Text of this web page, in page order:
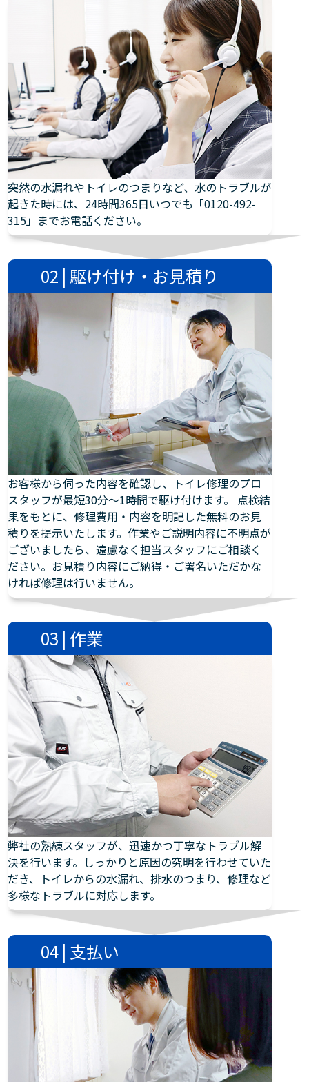
突然の水漏れやトイレのつまりなど、水のトラブルが
起きた時には、24時間365日いつでも「0120-492-
315」までお電話ください。
02 | 駆け付け・お見積り
お客様から伺った内容を確認し、トイレ修理のプロ
スタッフが最短30分～1時間で駆け付けます。 点検結
果をもとに、修理費用・内容を明記した無料のお見
積りを提示いたします。作業やご説明内容に不明点が
ございましたら、遠慮なく担当スタッフにご相談く
ださい。お見積り内容にご納得・ご署名いただかな
ければ修理は行いません。
03 | 作業
弊社の熟練スタッフが、迅速かつ丁寧なトラブル解
決を行います。しっかりと原因の究明を行わせていた
だき、トイレからの水漏れ、排水のつまり、修理など
多様なトラブルに対応します。
04 | 支払い